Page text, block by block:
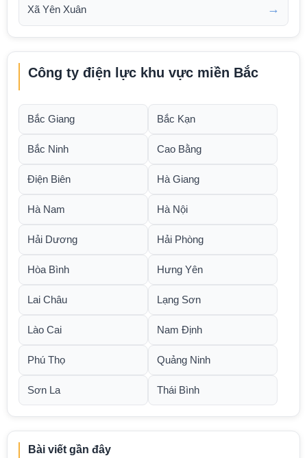
Xã Yên Xuân →
Công ty điện lực khu vực miền Bắc
Bắc Giang Bắc Kạn
Bắc Ninh Cao Bằng
Điện Biên Hà Giang
Hà Nam Hà Nội
Hải Dương Hải Phòng
Hòa Bình Hưng Yên
Lai Châu Lạng Sơn
Lào Cai Nam Định
Phú Thọ Quảng Ninh
Sơn La Thái Bình
Bài viết gần đây